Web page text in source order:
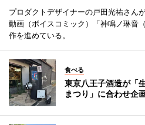
プロダクトデザイナーの戸田光祐さん
動画（ボイスコミック）「神鳴ノ琳音
作を進めている。
食べる
東京八王子酒造が「
まつり」に合わせ企